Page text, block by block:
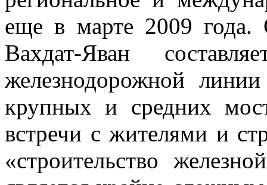
еще в марте 2009 года.
Вахдат-Яван
железнодорожной
крупных и средних
встречи с жителями и
«строительство